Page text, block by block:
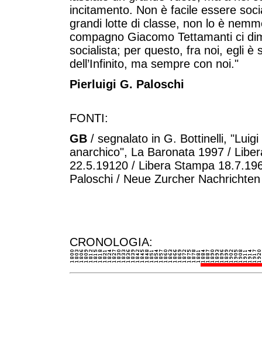
incitamento. Non è facile essere
grandi lotte di classe, non lo è
compagno Giacomo Tettamanti ci
socialista; per questo, fra noi, egli è
dell’Infinito, ma sempre con noi."
Pierluigi G. Paloschi
FONTI:
GB / segnalato in G. Bottinelli,
anarchico", La Baronata 1997 /
22.5.19120 / Libera Stampa
Paloschi / Neue Zurcher
CRONOLOGIA: